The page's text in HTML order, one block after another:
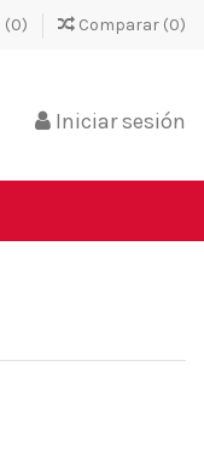
(0) Comparar (0)
Iniciar sesión